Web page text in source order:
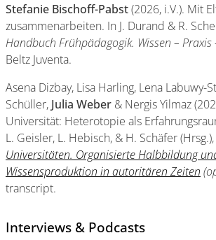
Stefanie Bischoff-Pabst(2026, i.V.). Mit
zusammenarbeiten. In J. Durand & R.
Handbuch Frühpädagogik. Wissen – Praxis
Beltz Juventa.
Asena Dizbay, Lisa Harling, Lena Labuwy-
Schüller, Julia Weber & Nergis Yilmaz
Universität: Heterotopie als
L. Geisler, L. Hebisch, & H. Schäfer (Hrsg.),
Universitäten. Organisierte Halbbildung
Wissensproduktion in autoritären Zeiten
transcript.
Interviews & Podcasts